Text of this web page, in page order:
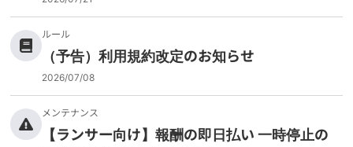
ルール
（予告）利用規約改定のお知らせ
2026/07/08
メンテナンス
【ランサー向け】報酬の即日払い 一時停止の